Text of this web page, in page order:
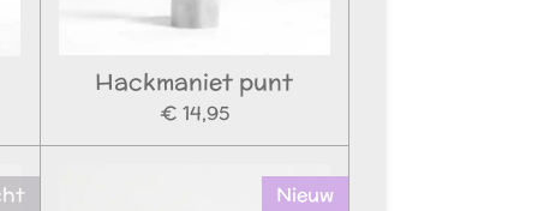
Hackmaniet punt
€ 14,95
Nieuw